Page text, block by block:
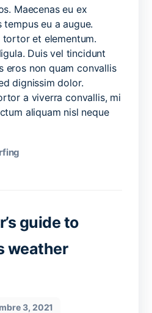
Maecenas eu ex
eu a augue.
tortor et elementum.
Duis vel tincidunt
eros non quam convallis
dignissim dolor.
a viverra convallis, mi
aliquam nisl neque
guide to
weather
3, 2021